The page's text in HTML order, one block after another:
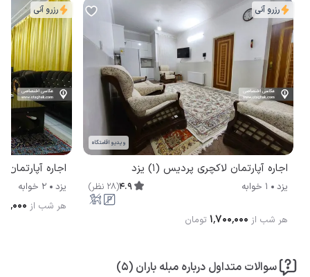
رزرو آنی
ویدیو اقامتگاه
اجاره آپارتمان لاکچری پردیس (1) یزد
یزد 1 خوابه 4.9
(
28 نظر)
هر شب از ۱٬۷۰۰٬۰۰۰ تومان
رزرو آنی
اجاره آپارتمان
یزد
2 خوابه
هر شب از
سوالات متداول درباره مبله باران (۵)